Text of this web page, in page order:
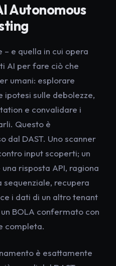
Autonomous
e quella in cui opera
AI per fare ciò che
umani: esplorare
ipotesi sulle debolezze,
e convalidare i
Questo è
dal DAST. Uno scanner
input scoperti; un
risposta API, ragiona
sequenziale, recupera
i dati di un altro tenant
BOLA confermato con
completa.
è esattamente